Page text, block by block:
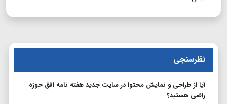
نظرسنجی
آیا از طراحی و نمایش محتوا در سایت جدید هفته نامه افق حوزه
راضی هستید؟